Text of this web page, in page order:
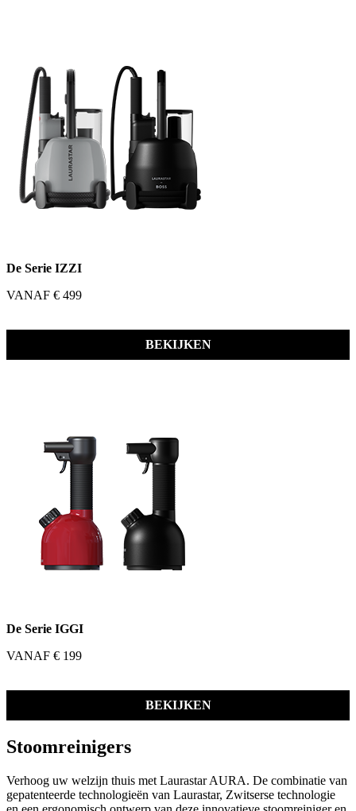
De Serie IZZI
VANAF € 499
BEKIJKEN
De Serie IGGI
VANAF € 199
BEKIJKEN
Stoomreinigers
Verhoog uw welzijn thuis met Laurastar AURA. De combinatie van
gepatenteerde technologieën van Laurastar, Zwitserse technologie